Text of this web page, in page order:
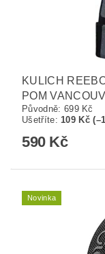
KULICH
POM
Původně: 699 Kč
Ušetříte:109 Kč
590 Kč
Novinka